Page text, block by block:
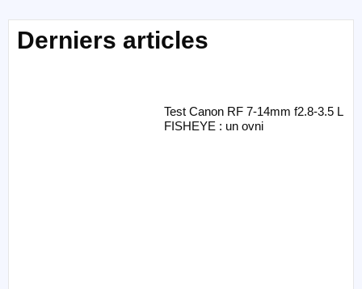
Derniers articles
Test Canon RF 7-14mm f2.8-3.5 L
FISHEYE : un ovni